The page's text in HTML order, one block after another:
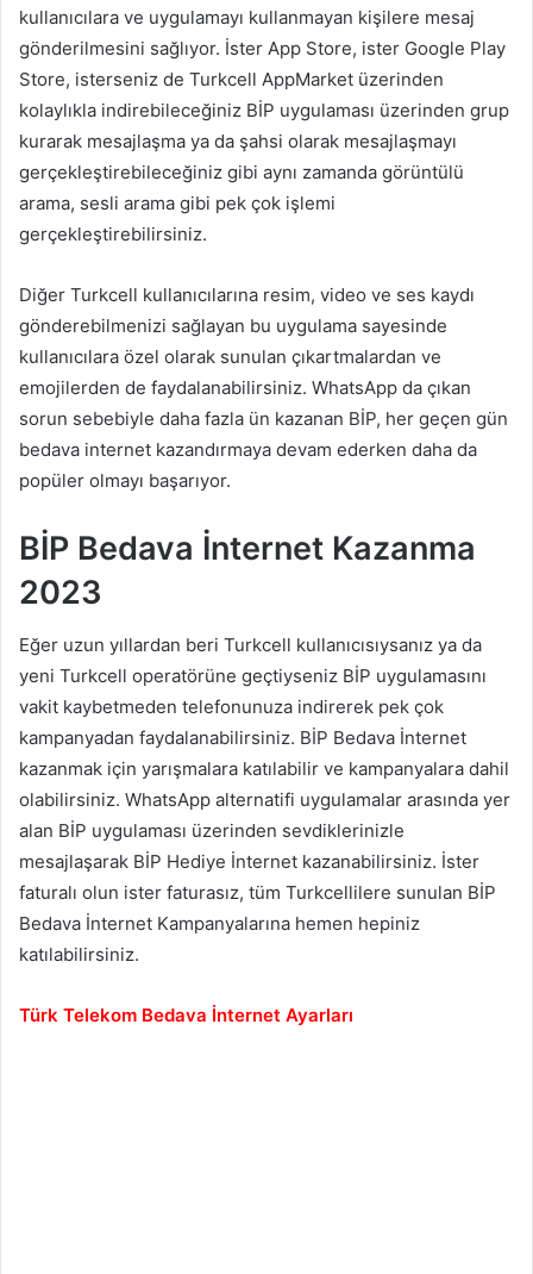
kullanıcılara ve uygulamayı kullanmayan kişilere mesaj
gönderilmesini sağlıyor. İster App Store, ister Google Play
Store, isterseniz de Turkcell AppMarket üzerinden
kolaylıkla indirebileceğiniz BİP uygulaması üzerinden grup
kurarak mesajlaşma ya da şahsi olarak mesajlaşmayı
gerçekleştirebileceğiniz gibi aynı zamanda görüntülü
arama, sesli arama gibi pek çok işlemi
gerçekleştirebilirsiniz.
Diğer Turkcell kullanıcılarına resim, video ve ses kaydı
gönderebilmenizi sağlayan bu uygulama sayesinde
kullanıcılara özel olarak sunulan çıkartmalardan ve
emojilerden de faydalanabilirsiniz. WhatsApp da çıkan
sorun sebebiyle daha fazla ün kazanan BİP, her geçen gün
bedava internet kazandırmaya devam ederken daha da
popüler olmayı başarıyor.
BİP Bedava İnternet Kazanma
2023
Eğer uzun yıllardan beri Turkcell kullanıcısıysanız ya da
yeni Turkcell operatörüne geçtiyseniz BİP uygulamasını
vakit kaybetmeden telefonunuza indirerek pek çok
kampanyadan faydalanabilirsiniz. BİP Bedava İnternet
kazanmak için yarışmalara katılabilir ve kampanyalara dahil
olabilirsiniz. WhatsApp alternatifi uygulamalar arasında yer
alan BİP uygulaması üzerinden sevdiklerinizle
mesajlaşarak BİP Hediye İnternet kazanabilirsiniz. İster
faturalı olun ister faturasız, tüm Turkcellilere sunulan BİP
Bedava İnternet Kampanyalarına hemen hepiniz
katılabilirsiniz.
Türk Telekom Bedava İnternet Ayarları